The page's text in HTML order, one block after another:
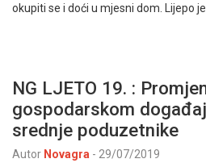
okupiti se i doći u mjesni dom. Lijepo je
NG LJETO 19. :
gospodarskom
srednje poduzetnike
Autor Novagra - 29/07/2019